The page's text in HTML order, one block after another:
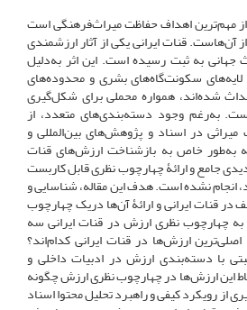
مهم‌ترین اهداف حفاظت میراث‌فرهنگی است
قنات ایرانی یکی از آثار ارزشمندی
به ثبت رسیده است. این اثر به‌دلیل
لایه‌های سکونت‌گاه‌های بشری و محدوده‌ها‌ی
شده‌اند، همواره محملی برای شکل‌گیری
به‌رغم وجود دسته‌بندی‌های متعدد، از
در اسناد و پژوهش‌های بین‌المللی و
به‌طور خاص به بازشناخت ارزش‌های قنات
جامع و ارائۀ چهارچوب نظری قابل کاربست
انجام نشده است. هدف این مقاله، شناسایی و
قنات ایرانی و ارائۀ آن‌ها در‌یک چهارچوب
چهارچوب نظری ارزش در قنات ایرانی سه
ارزش‌ها در قنات ایرانی کدام‌اند؟
با دسته‌بندی ارزش در ادبیات داخلی و
این ارزش‌ها در چهارچوب نظری ارزش چگونه
از رویکرد کیفی و راهبرد تحلیل محتوا اسناد